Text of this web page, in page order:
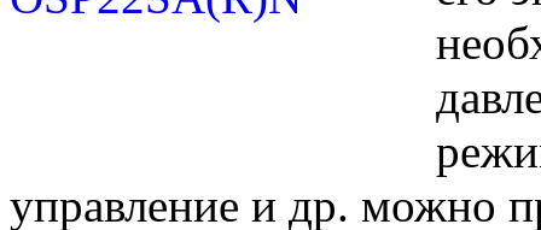
управление и др. можно